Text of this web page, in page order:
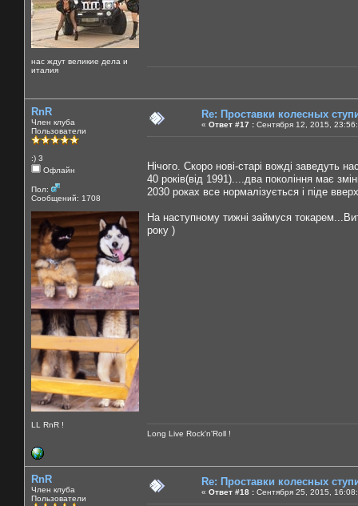
нас ждут великие дела и
италия
RnR
Член клуба
Пользователи
:) 3
Офлайн
Пол:
Сообщений: 1708
LL RnR !
Re: Проставки колесных
« Ответ #17 : Сентября 12, 2015,
Нічого. Скоро нові-старі вожді заведуть
40 років(від 1991)....два покоління має
2030 роках все нормалізується і піде
На наступному тижні займуся
року )
Long Live Rock'n'Roll !
RnR
Член клуба
Пользователи
Re: Проставки колесных
« Ответ #18 : Сентября 25, 2015,